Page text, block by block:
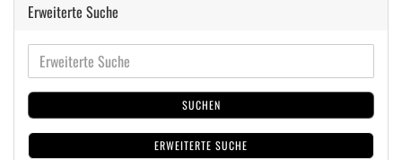
Erweiterte Suche
SUCHEN
ERWEITERTE SUCHE